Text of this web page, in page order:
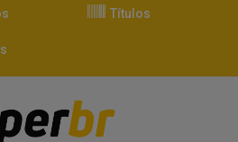
Títulos